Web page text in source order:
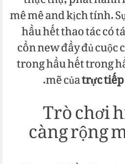
mê mê and kịch tính.
hầu hết thao tác có
cồn new đầy đủ
trong hầu hết trong
mẽ củatrực
.
Trò chơi
càng rộng